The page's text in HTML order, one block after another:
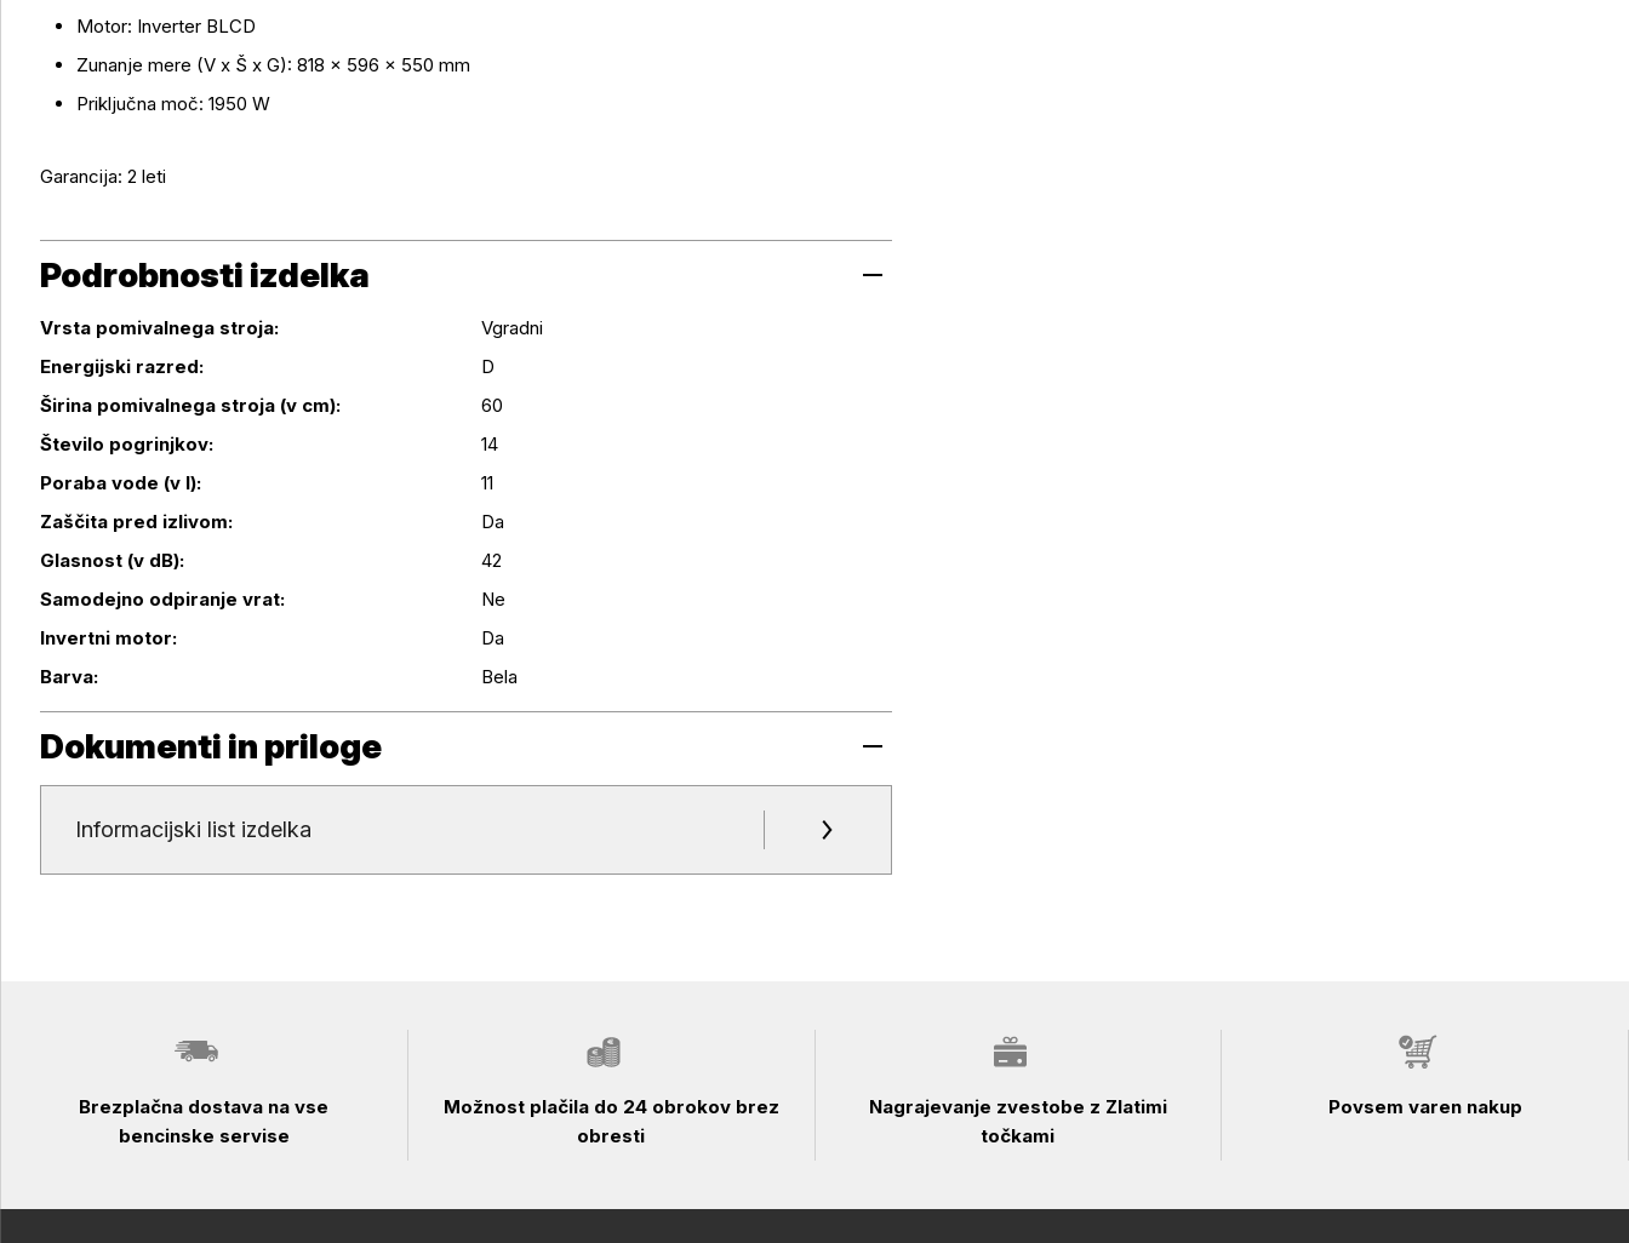
Motor: Inverter BLCD
Zunanje mere (V x Š x G): 818 × 596 × 550 mm
Priključna moč: 1950 W
Garancija: 2 leti
Podrobnosti izdelka
Podrobnosti izdelka
Vrsta pomivalnega stroja:
Vgradni
Energijski razred:
D
Širina pomivalnega stroja (v cm):
60
Število pogrinjkov:
14
Poraba vode (v l):
11
Zaščita pred izlivom:
Da
Glasnost (v dB):
42
Samodejno odpiranje vrat:
Ne
Invertni motor:
Da
Barva:
Bela
Dokumenti in priloge
Informacijski list izdelka
Brezplačna dostava na vse
bencinske servise
Možnost plačila do 24 obrokov brez
obresti
Nagrajevanje zvestobe z Zlatimi
točkami
Povsem varen nakup